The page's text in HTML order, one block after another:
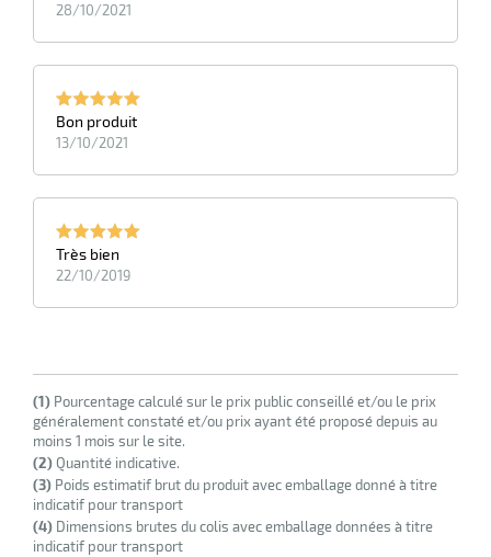
28/10/2021
Bon produit
13/10/2021
Très bien
22/10/2019
(1) Pourcentage calculé sur le prix public conseillé et/ou le prix
généralement constaté et/ou prix ayant été proposé depuis au
moins 1 mois sur le site.
(2)Quantité indicative.
(3) Poids estimatif brut du produit avec emballage donné à titre
indicatif pour transport
(4) Dimensions brutes du colis avec emballage données à titre
indicatif pour transport